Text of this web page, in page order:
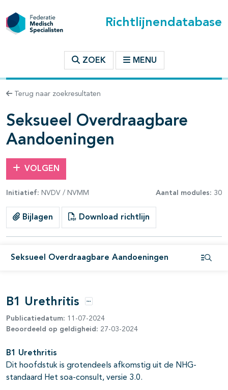
Richtlijnendatabase
ZOEK MENU
Terug naar zoekresultaten
Seksueel Overdraagbare
Aandoeningen
VOLGEN
Initiatief: NVDV / NVMM Aantal modules: 30
Bijlagen Download richtlijn
Seksueel Overdraagbare Aandoeningen
binnen deze richtlijn
open- en dichtklappen
open- en dichtklappen
B1 Urethritis Opties
Publicatiedatum: 11-07-2024
Beoordeeld op geldigheid: 27-03-2024
B1 Urethritis
Dit hoofdstuk is grotendeels afkomstig uit de NHG-
standaard Het soa-consult, versie 3.0.